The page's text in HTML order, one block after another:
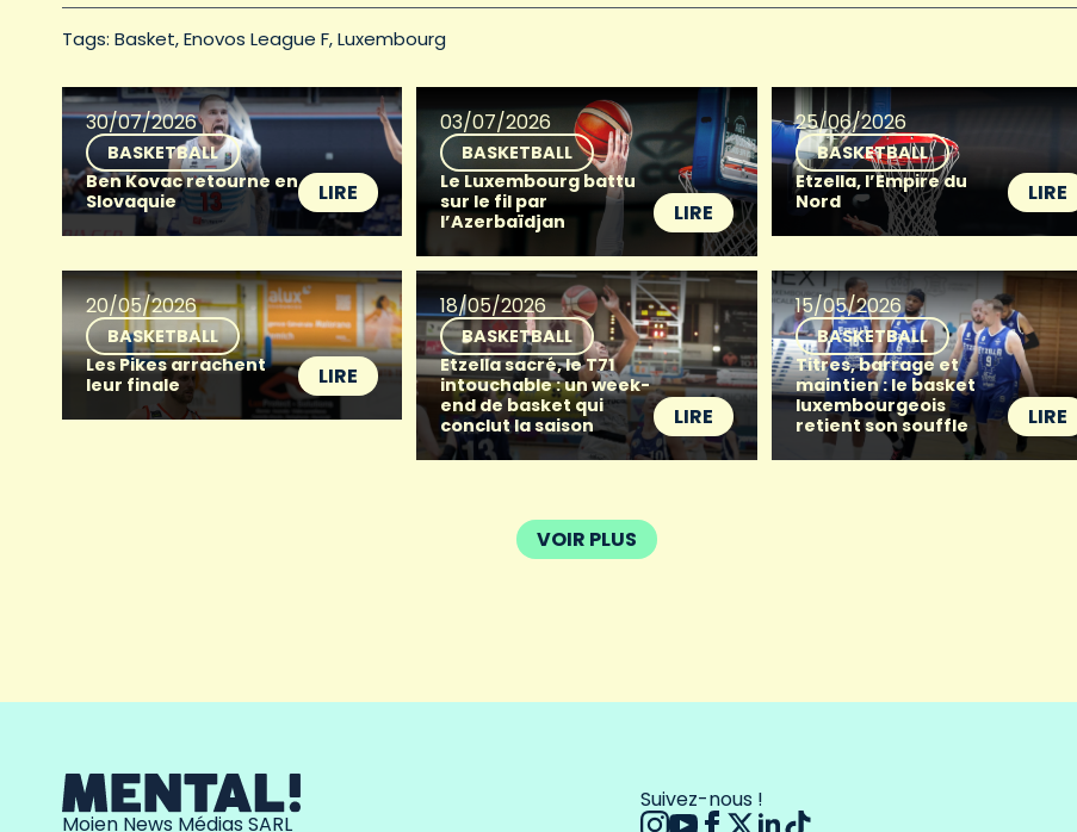
Tags: Basket Enovos League F Luxembourg
30/07/2026
BASKETBALL
Ben Kovac retourne en
Slovaquie
LIRE
03/07/2026
BASKETBALL
Le Luxembourg battu
sur le fil par
l’Azerbaïdjan
LIRE
25/06/2026
BASKETBALL
Etzella, l’Empire du
Nord
LIRE
20/05/2026
BASKETBALL
Les Pikes arrachent
leur finale
LIRE
18/05/2026
BASKETBALL
Etzella sacré, le T71
intouchable : un week-
end de basket qui
conclut la saison
LIRE
15/05/2026
BASKETBALL
Titres, barrage et
maintien : le basket
luxembourgeois
retient son souffle
LIRE
VOIR PLUS
Moien News Médias SARL
Suivez-nous !